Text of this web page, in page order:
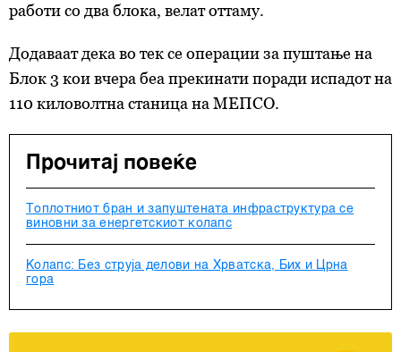
работи со два блока, велат оттаму.
Додаваат дека во тек се операции за пуштање на
Блок 3 кои вчера беа прекинати поради испадот на
110 киловолтна станица на МЕПСО.
Прочитај повеќе
Топлотниот бран и запуштената инфраструктура се
виновни за енергетскиот колапс
Колапс: Без струја делови на Хрватска, Бих и Црна
гора